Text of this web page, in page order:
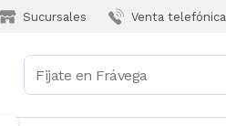
Sucursales Venta telefónica